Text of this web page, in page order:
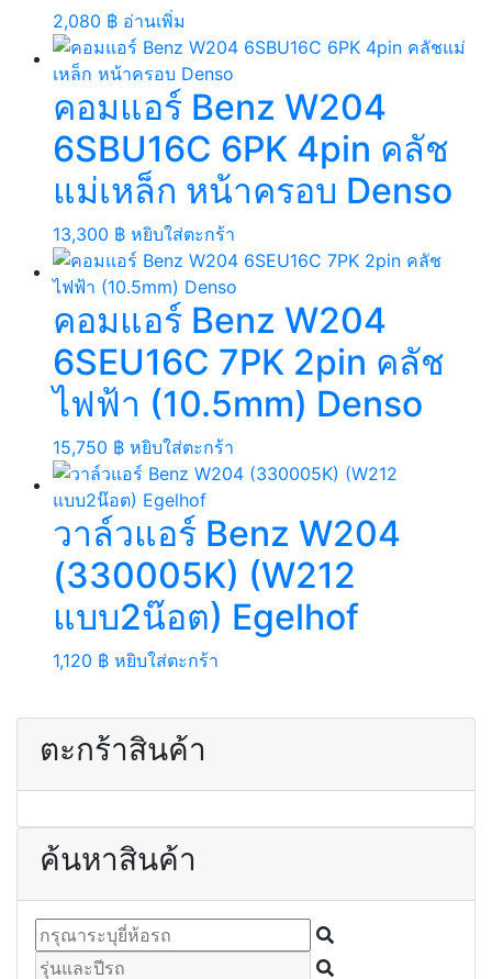
2,080 ฿ อ่านเพิ่ม
คอมแอร์ Benz W204
6SBU16C 6PK 4pin คลัช
แม่เหล็ก หน้าครอบ Denso
13,300 ฿ หยิบใส่ตะกร้า
คอมแอร์ Benz W204
6SEU16C 7PK 2pin คลัช
ไฟฟ้า (10.5mm) Denso
15,750 ฿ หยิบใส่ตะกร้า
วาล์วแอร์ Benz W204
(330005K) (W212
แบบ2น๊อต) Egelhof
1,120 ฿ หยิบใส่ตะกร้า
ตะกร้าสินค้า
ค้นหาสินค้า